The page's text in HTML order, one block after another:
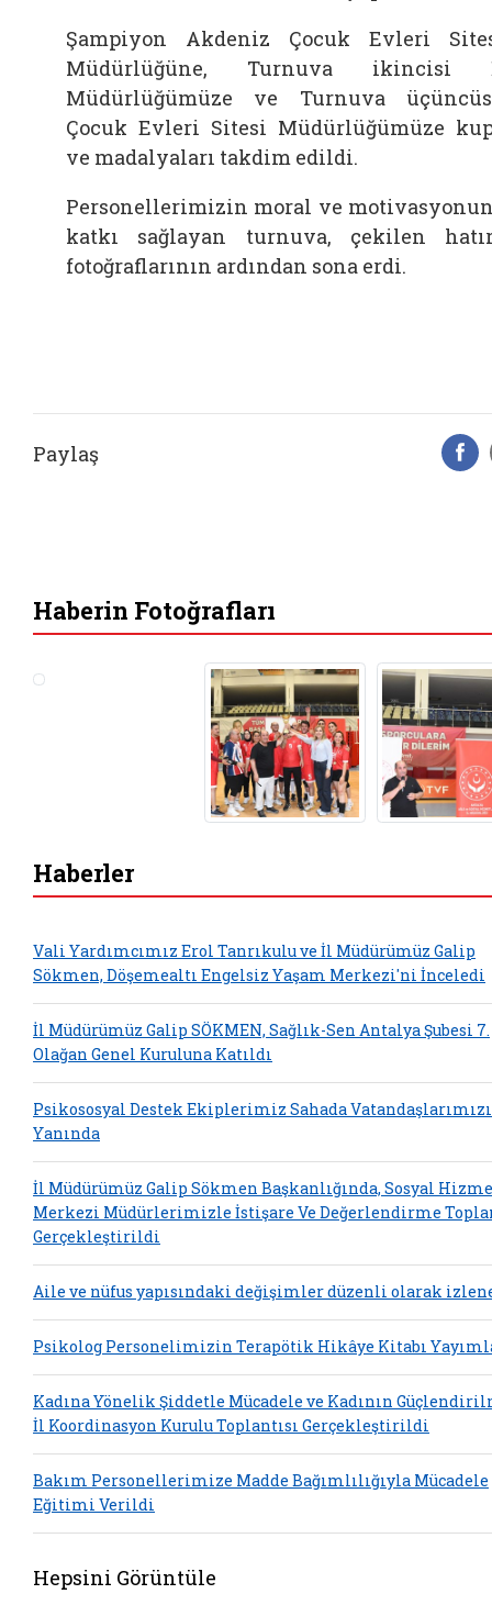
Şampiyon Akdeniz Çocuk Evleri
Müdürlüğüne, Turnuva ikincisi
Müdürlüğümüze ve Turnuva
Çocuk Evleri Sitesi Müdürlüğümüze
ve madalyaları takdim edildi.
Personellerimizin moral ve
katkı sağlayan turnuva, çekilen
fotoğraflarının ardından sona erdi.
Paylaş
Haberin Fotoğrafları
Haberler
Vali Yardımcımız Erol Tanrıkulu ve İl Müdürümüz Galip
Sökmen, Döşemealtı Engelsiz Yaşam Merkezi'ni İnceledi
İl Müdürümüz Galip SÖKMEN, Sağlık-Sen Antalya Şubesi 7.
Olağan Genel Kuruluna Katıldı
Psikososyal Destek Ekiplerimiz Sahada
Yanında
İl Müdürümüz Galip Sökmen Başkanlığında, Sosyal
Merkezi Müdürlerimizle İstişare Ve Değerlendirme
Gerçekleştirildi
Aile ve nüfus yapısındaki değişimler düzenli olarak
Psikolog Personelimizin Terapötik Hikâye Kitabı
Kadına Yönelik Şiddetle Mücadele ve Kadının
İl Koordinasyon Kurulu Toplantısı Gerçekleştirildi
Bakım Personellerimize Madde Bağımlılığıyla Mücadele
Eğitimi Verildi
Hepsini Görüntüle